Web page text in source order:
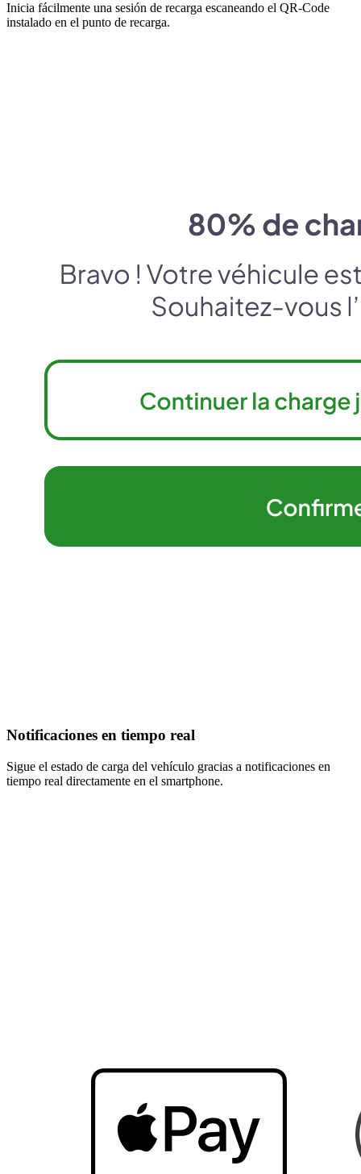
Inicia fácilmente una sesión de recarga escaneando el QR-Code
instalado en el punto de recarga.
Notificaciones en tiempo real
Sigue el estado de carga del vehículo gracias a notificaciones en
tiempo real directamente en el smartphone.